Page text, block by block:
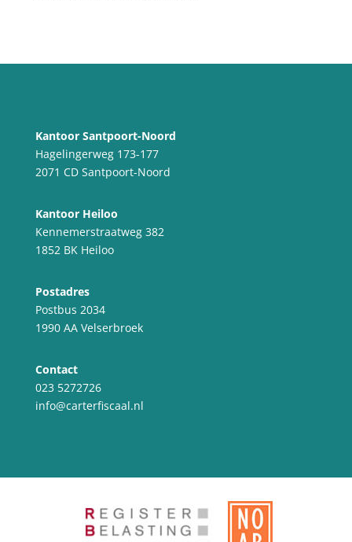
Kantoor Santpoort-Noord
Hagelingerweg 173-177
2071 CD Santpoort-Noord
Kantoor Heiloo
Kennemerstraatweg 382
1852 BK Heiloo
Postadres
Postbus 2034
1990 AA Velserbroek
Contact
023 5272726
info@carterfiscaal.nl